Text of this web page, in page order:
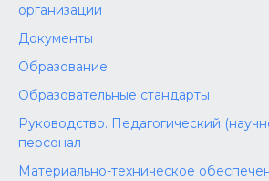
организации
Документы
Образование
Образовательные стандарты
Руководство. Педагогический
персонал
Материально-техническое